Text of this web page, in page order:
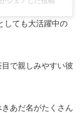
しても大活躍中の
で親しみやすい彼
あだ名がたくさん